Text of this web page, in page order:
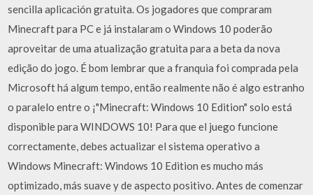
sencilla aplicación gratuita. Os jogadores que compraram
Minecraft para PC e já instalaram o Windows 10 poderão
aproveitar de uma atualização gratuita para a beta da nova
edição do jogo. É bom lembrar que a franquia foi comprada pela
Microsoft há algum tempo, então realmente não é algo estranho
o paralelo entre o ¡"Minecraft: Windows 10 Edition" solo está
disponible para WINDOWS 10! Para que el juego funcione
correctamente, debes actualizar el sistema operativo a
Windows Minecraft: Windows 10 Edition es mucho más
optimizado, más suave y de aspecto positivo. Antes de comenzar